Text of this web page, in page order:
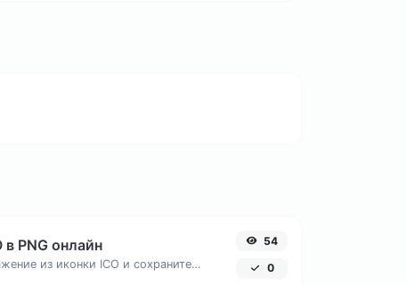
в PNG онлайн
Извлеките изображение из иконки ICO и сохраните его в универсальном формате PNG.
54
0